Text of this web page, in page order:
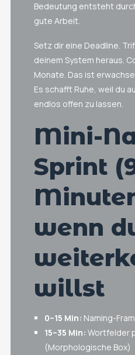
Bedeutung entsteht
gute Arbeit.
Setz dir eine Deadline.
deinem System heraus.
Monate. Das ist
Es schafft Ruhe, weil du
endlos offen zu lassen.
Mini-
Sprint
wenn
willst
0–15 Min: Naming-
15–35 Min: Wortfelder
(Morphologische Box)